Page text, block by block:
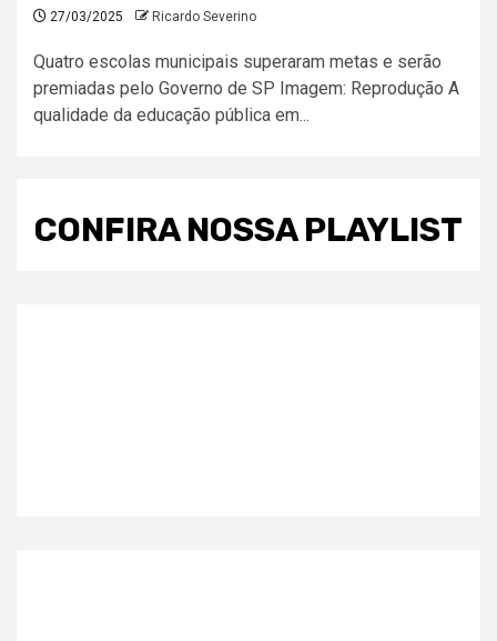
27/03/2025 Ricardo Severino
Quatro escolas municipais superaram metas e serão
premiadas pelo Governo de SP Imagem: Reprodução A
qualidade da educação pública em...
CONFIRA NOSSA PLAYLIST